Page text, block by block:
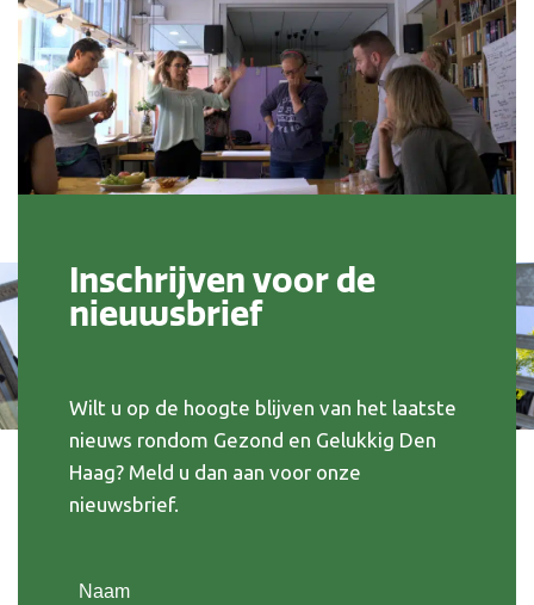
Inschrijven voor de
nieuwsbrief
Wilt u op de hoogte blijven van het laatste
nieuws rondom Gezond en Gelukkig Den
Haag? Meld u dan aan voor onze
nieuwsbrief.